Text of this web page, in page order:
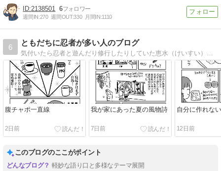
2138501 6
週間IN:270 週間OUT:330 月間IN:1110
6
ともだちに忍者が多い人のブログ
腹チャポ一直線
2日前
我が家にあった夏の風物詩
7日前
自分に作れな
12日前
このブログのここがポイント
軽妙な語り口と多様なテーマ展開